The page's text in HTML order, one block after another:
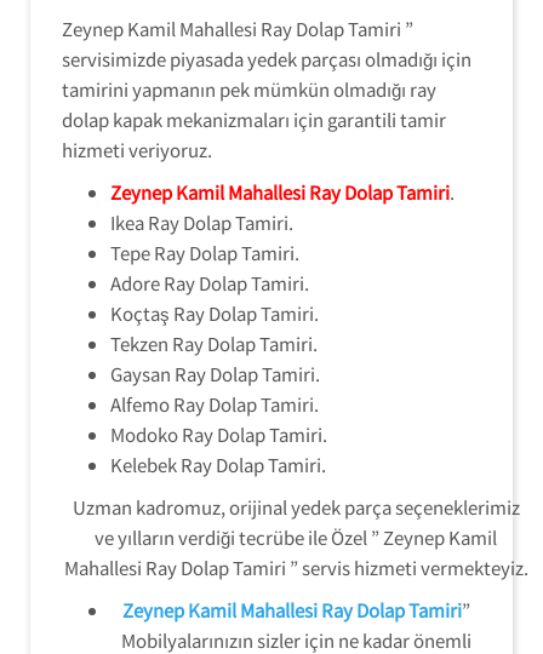
Zeynep Kamil Mahallesi Ray Dolap Tamiri ”
servisimizde piyasada yedek parçası olmadığı için
tamirini yapmanın pek mümkün olmadığı ray
dolap kapak mekanizmaları için garantili tamir
hizmeti veriyoruz.
Zeynep Kamil Mahallesi Ray Dolap Tamiri.
Ikea Ray Dolap Tamiri.
Tepe Ray Dolap Tamiri.
Adore Ray Dolap Tamiri.
Koçtaş Ray Dolap Tamiri.
Tekzen Ray Dolap Tamiri.
Gaysan Ray Dolap Tamiri.
Alfemo Ray Dolap Tamiri.
Modoko Ray Dolap Tamiri.
Kelebek Ray Dolap Tamiri.
Uzman kadromuz, orijinal yedek parça seçeneklerimiz
ve yılların verdiği tecrübe ile Özel ” Zeynep Kamil
Mahallesi Ray Dolap Tamiri ” servis hizmeti vermekteyiz.
Zeynep Kamil Mahallesi Ray Dolap Tamiri”
Mobilyalarınızın sizler için ne kadar önemli